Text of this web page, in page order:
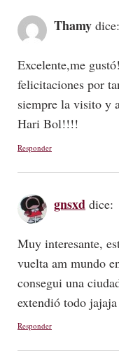
Thamy dice:
Excelente,me
felicitaciones por
siempre la visito y
Hari Bol!!!!
Responder
gnsxd dice:
Muy interesante,
vuelta am mundo
consegui una
extendió todo
Responder